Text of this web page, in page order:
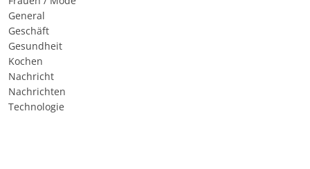
General
Geschäft
Gesundheit
Kochen
Nachricht
Nachrichten
Technologie